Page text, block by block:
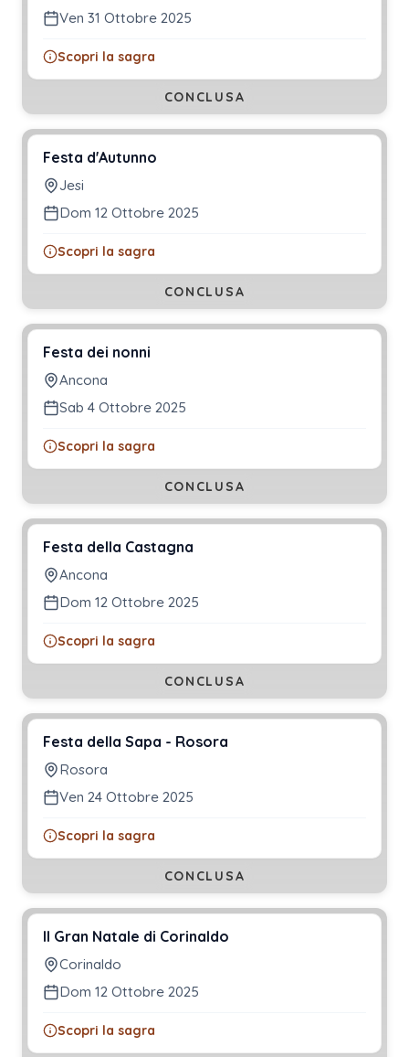
Ven 31 Ottobre 2025
Scopri la sagra
CONCLUSA
Festa d'Autunno
Jesi
Dom 12 Ottobre 2025
Scopri la sagra
CONCLUSA
Festa dei nonni
Ancona
Sab 4 Ottobre 2025
Scopri la sagra
CONCLUSA
Festa della Castagna
Ancona
Dom 12 Ottobre 2025
Scopri la sagra
CONCLUSA
Festa della Sapa - Rosora
Rosora
Ven 24 Ottobre 2025
Scopri la sagra
CONCLUSA
Il Gran Natale di Corinaldo
Corinaldo
Dom 12 Ottobre 2025
Scopri la sagra